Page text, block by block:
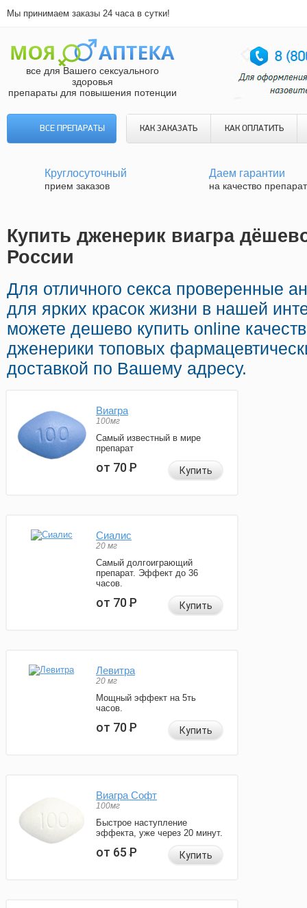
Мы принимаем заказы 24 часа в сутки!
все для Вашего сексуального
здоровья
препараты для повышения потенции
ВСЕ ПРЕПАРАТЫ КАК ЗАКАЗАТЬ КАК ОПЛАТИТЬ
Круглосуточный
прием заказов
Даем гарантии
на качество
Купить дженерик виагра
России
Для отличного секса проверенные
для ярких красок жизни в нашей
можете дешево купить online
дженерики топовых
доставкой по Вашему адресу.
Виагра
100мг
Самый известный в мире
препарат
от 70Р Купить
Сиалис
20 мг
Самый долгоиграющий
препарат. Эффект до 36
часов.
от 70Р Купить
Левитра
20 мг
Мощный эффект на 5ть
часов.
от 70Р Купить
Виагра Софт
100мг
Быстрое наступление
эффекта, уже через 20 минут.
от 65Р Купить